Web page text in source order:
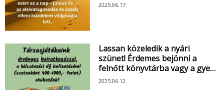
2025.06.17.
Lassan közeledik a nyári
szünet! Érdemes bejönni a
felnőtt könyvtárba vagy a gye…
2025.06.12.